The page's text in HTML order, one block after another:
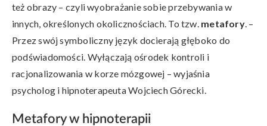
też obrazy – czyli wyobrażanie sobie przebywania w
innych, określonych okolicznościach. To tzw. metafory. –
Przez swój symboliczny język docierają głęboko do
podświadomości. Wyłączają ośrodek kontroli i
racjonalizowania w korze mózgowej – wyjaśnia
psycholog i hipnoterapeuta Wojciech Górecki.
Metafory w hipnoterapii